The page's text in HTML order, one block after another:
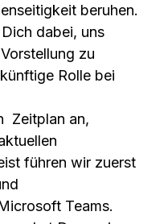
beruhen.
dabei, uns
zu
Rolle bei
Zeitplan an,
führen wir zuerst
Teams.